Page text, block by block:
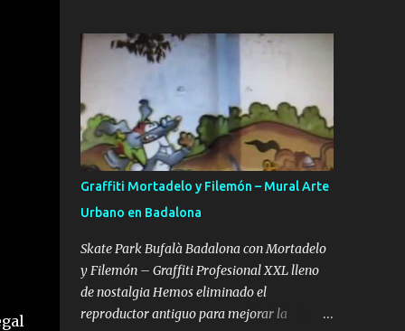
piezas realistas sobre vagones de tren,
camiones y paredes de todo el mundo,
convirtiéndose en la mejor alternativa a los
bocetos en papel y una forma increíble de
practicar desde casa con el ordenador.
Gracias a su motor gráfico sencillo pero
eficaz, ofrece una sensación de profundidad
y textura que pocos simuladores gratuitos
han logrado igualar hasta la fecha. Lo que
hace especial a este simulador es su
capacidad para replicar la experiencia de
pintar en la calle con un realismo
sorprendente. Es ideal tanto para escritores
Graffiti Mortadelo y Filemón – Mural Arte
Urbano en Badalona
Skate Park Bufalà Badalona con Mortadelo
y Filemón – Graffiti Profesional XXL lleno
de nostalgia Hemos eliminado el
reproductor antiguo para mejorar la